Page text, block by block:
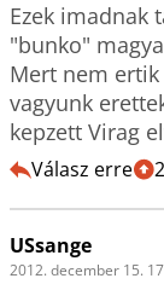
Ezek imadnak
"bunko"
Mert nem
vagyunk
kepzett Virag
Válasz erre 2
USsange
2012. december 15.